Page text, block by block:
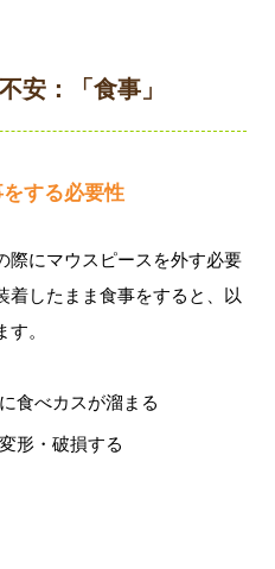
安：「食事」
する必要性
際にマウスピースを外す必要
着したまま食事をすると、以
。
食べカスが溜まる
形・破損する